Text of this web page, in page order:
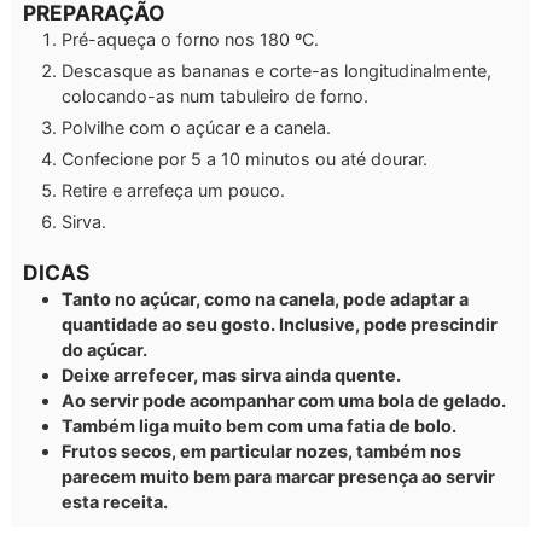
PREPARAÇÃO
Pré-aqueça o forno nos 180 ºC.
Descasque as bananas e corte-as longitudinalmente,
colocando-as num tabuleiro de forno.
Polvilhe com o açúcar e a canela.
Confecione por 5 a 10 minutos ou até dourar.
Retire e arrefeça um pouco.
Sirva.
DICAS
Tanto no açúcar, como na canela, pode adaptar a
quantidade ao seu gosto. Inclusive, pode prescindir
do açúcar.
Deixe arrefecer, mas sirva ainda quente.
Ao servir pode acompanhar com uma bola de gelado.
Também liga muito bem com uma fatia de bolo.
Frutos secos, em particular nozes, também nos
parecem muito bem para marcar presença ao servir
esta receita.